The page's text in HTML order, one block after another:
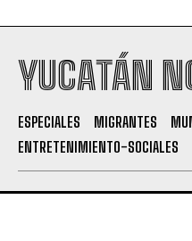
YUCATÁN
ESPECIALES MIGRANTES
ENTRETENIMIENTO-SOCIALES